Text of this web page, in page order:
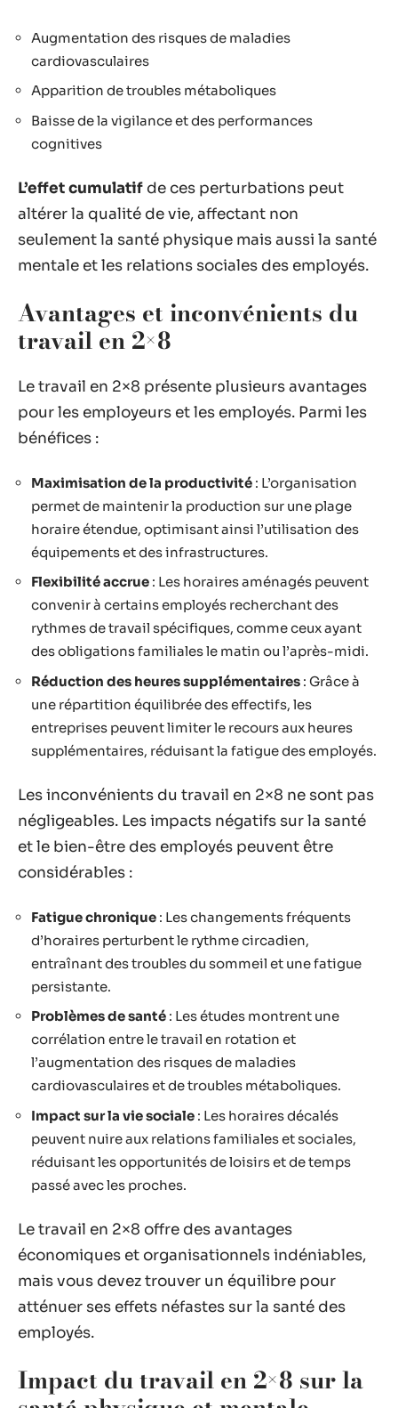
Augmentation des risques de maladies
cardiovasculaires
Apparition de troubles métaboliques
Baisse de la vigilance et des performances
cognitives
L’effet cumulatif de ces perturbations peut
altérer la qualité de vie, affectant non
seulement la santé physique mais aussi la santé
mentale et les relations sociales des employés.
Avantages et inconvénients du
travail en 2×8
Le travail en 2×8 présente plusieurs avantages
pour les employeurs et les employés. Parmi les
bénéfices :
Maximisation de la productivité : L’organisation
permet de maintenir la production sur une plage
horaire étendue, optimisant ainsi l’utilisation des
équipements et des infrastructures.
Flexibilité accrue : Les horaires aménagés peuvent
convenir à certains employés recherchant des
rythmes de travail spécifiques, comme ceux ayant
des obligations familiales le matin ou l’après-midi.
Réduction des heures supplémentaires : Grâce à
une répartition équilibrée des effectifs, les
entreprises peuvent limiter le recours aux heures
supplémentaires, réduisant la fatigue des employés.
Les inconvénients du travail en 2×8 ne sont pas
négligeables. Les impacts négatifs sur la santé
et le bien-être des employés peuvent être
considérables :
Fatigue chronique : Les changements fréquents
d’horaires perturbent le rythme circadien,
entraînant des troubles du sommeil et une fatigue
persistante.
Problèmes de santé : Les études montrent une
corrélation entre le travail en rotation et
l’augmentation des risques de maladies
cardiovasculaires et de troubles métaboliques.
Impact sur la vie sociale : Les horaires décalés
peuvent nuire aux relations familiales et sociales,
réduisant les opportunités de loisirs et de temps
passé avec les proches.
Le travail en 2×8 offre des avantages
économiques et organisationnels indéniables,
mais vous devez trouver un équilibre pour
atténuer ses effets néfastes sur la santé des
employés.
Impact du travail en 2×8 sur la